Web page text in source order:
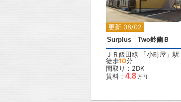
更新 08/02
Surplus Two鈴蘭Ｂ
ＪＲ飯田線 「小町屋 」駅
徒歩10分
間取り：2DK
賃料： 4.8万円